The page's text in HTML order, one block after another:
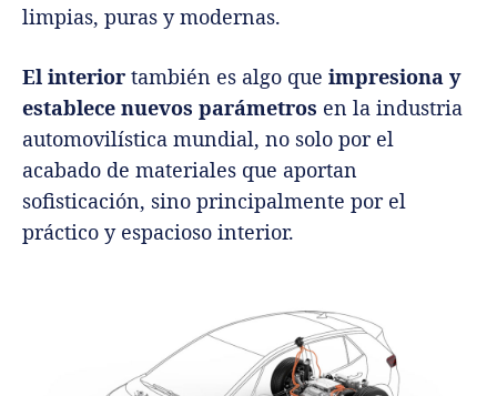
limpias, puras y modernas.
El interior también es algo que impresiona y
establece nuevos parámetros en la industria
automovilística mundial, no solo por el
acabado de materiales que aportan
sofisticación, sino principalmente por el
práctico y espacioso interior.